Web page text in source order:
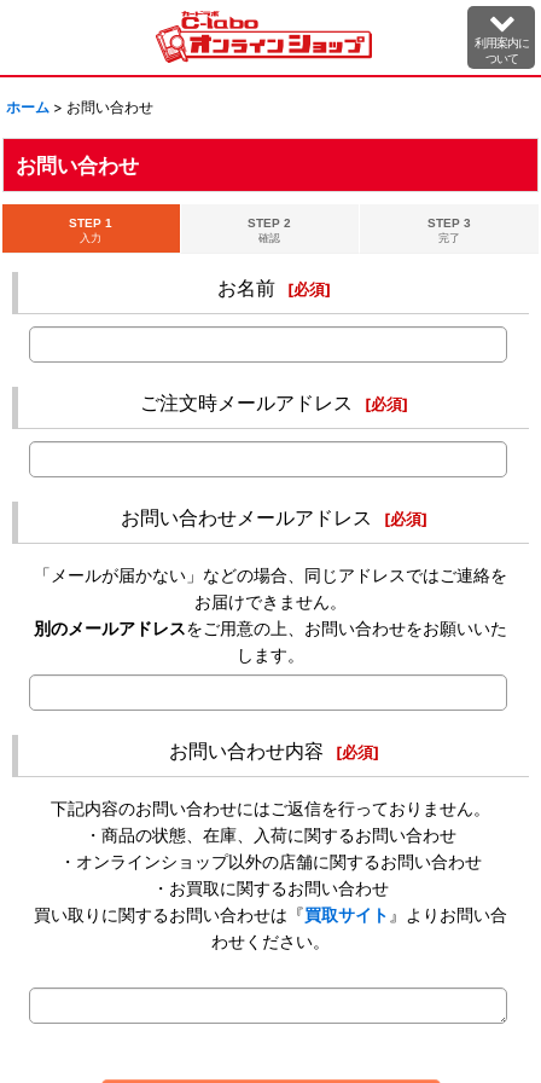
利用案内に
ついて
ホーム > お問い合わせ
お問い合わせ
STEP 1
入力
STEP 2
確認
STEP 3
完了
お名前 [必須]
ご注文時メールアドレス [必須]
お問い合わせメールアドレス [必須]
「メールが届かない」などの場合、同じアドレスではご連絡を
お届けできません。
別のメールアドレスをご用意の上、お問い合わせをお願いいた
します。
お問い合わせ内容 [必須]
下記内容のお問い合わせにはご返信を行っておりません。
・商品の状態、在庫、入荷に関するお問い合わせ
・オンラインショップ以外の店舗に関するお問い合わせ
・お買取に関するお問い合わせ
買い取りに関するお問い合わせは『買取サイト 』よりお問い合
わせください。